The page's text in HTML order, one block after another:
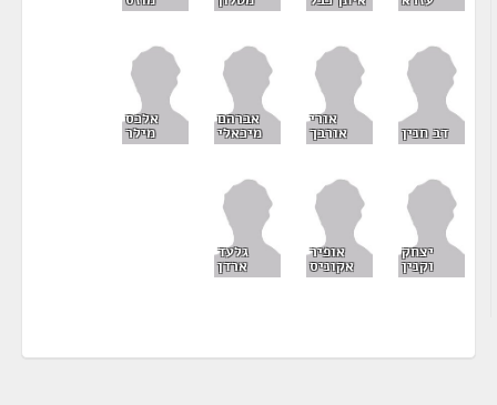
דב חנין
אורי
אורבך
אברהם
מיכאלי
אלכס
מילר
יצחק
וקנין
אופיר
אקוניס
גלעד
ארדן